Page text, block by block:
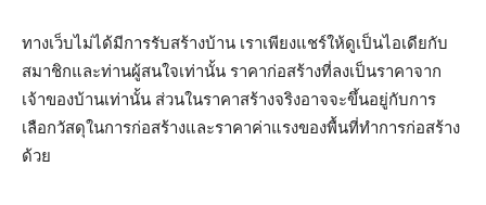
ทางเว็บไม่ได้มีการรับสร้างบ้าน เราเพียงแชร์ให้ดูเป็นไอเดียกับ
สมาชิกและท่านผู้สนใจเท่านั้น ราคาก่อสร้างที่ลงเป็นราคาจาก
เจ้าของบ้านเท่านั้น ส่วนในราคาสร้างจริงอาจจะขึ้นอยู่กับการ
เลือกวัสดุในการก่อสร้างและราคาค่าแรงของพื้นที่ทำการก่อสร้าง
ด้วย